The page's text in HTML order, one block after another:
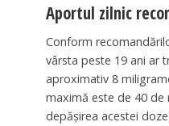
Aportul zilnic
Conform
vârsta peste 19 ani ar
aproximativ 8
maximă este de 40 de
depășirea acestei